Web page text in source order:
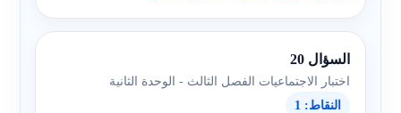
السؤال 20
اختبار الاجتماعيات الفصل الثالث - الوحدة الثانية
النقاط: 1